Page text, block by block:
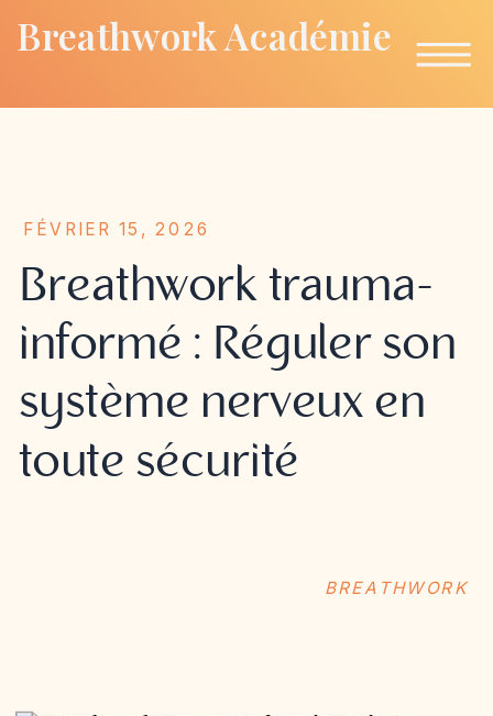
Breathwork Académie
Breathwork trauma-
informé : Réguler son
système nerveux en
toute sécurité
BREATHWORK
FÉVRIER 15, 2026